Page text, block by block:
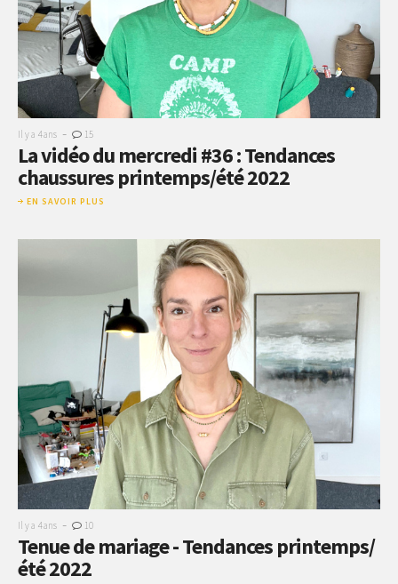
Il y a 4 ans - 15
La vidéo du mercredi #36 : Tendances
chaussures printemps/été 2022
EN SAVOIR PLUS
Il y a 4 ans - 10
Tenue de mariage - Tendances printemps/
été 2022